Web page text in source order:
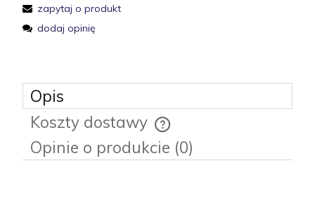
zapytaj o produkt
dodaj opinię
Opis
Koszty dostawy
Cena nie zawiera ewentualnych kosztów płatności
Opinie o produkcie (0)